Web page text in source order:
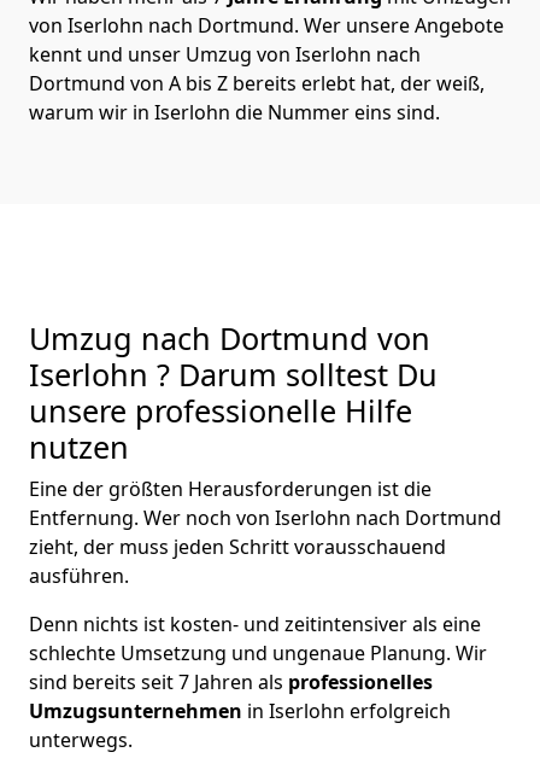
von Iserlohn nach Dortmund. Wer unsere Angebote
kennt und unser Umzug von Iserlohn nach
Dortmund von A bis Z bereits erlebt hat, der weiß,
warum wir in Iserlohn die Nummer eins sind.
Umzug nach Dortmund von
Iserlohn ? Darum solltest Du
unsere professionelle Hilfe
nutzen
Eine der größten Herausforderungen ist die
Entfernung. Wer noch von Iserlohn nach Dortmund
zieht, der muss jeden Schritt vorausschauend
ausführen.
Denn nichts ist kosten- und zeitintensiver als eine
schlechte Umsetzung und ungenaue Planung. Wir
sind bereits seit 7 Jahren als professionelles
Umzugsunternehmen in Iserlohn erfolgreich
unterwegs.